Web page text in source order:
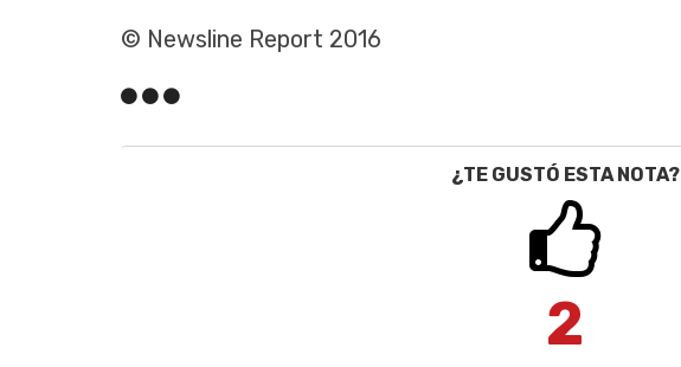
© Newsline Report 2016
¿TE GUSTÓ ESTA NOTA?
2